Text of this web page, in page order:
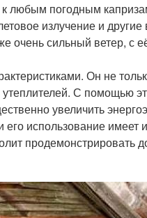
любым погодным
излучение и другие
очень сильный ветер,
Он не
С помощью
увеличить
использование имеет
продемонстрировать